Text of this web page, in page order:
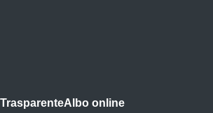
Albo online